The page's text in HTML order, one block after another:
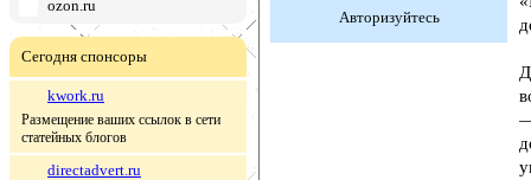
ozon.ru
Сегодня спонсоры
kwork.ru
Размещение ваших ссылок в сети
статейных блогов
directadvert.ru
Авторизуйтесь